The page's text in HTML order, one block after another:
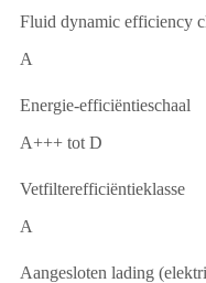
Fluid dynamic efficiency
A
Energie-efficiëntieschaal
A+++ tot D
Vetfilterefficiëntieklasse
A
Aangesloten lading